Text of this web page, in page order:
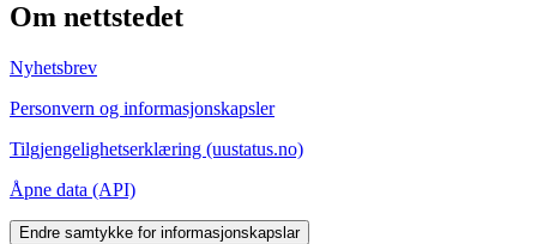
Om nettstedet
Nyhetsbrev
Personvern og informasjonskapsler
Tilgjengelighetserklæring (uustatus.no)
Åpne data (API)
Endre samtykke for informasjonskapslar